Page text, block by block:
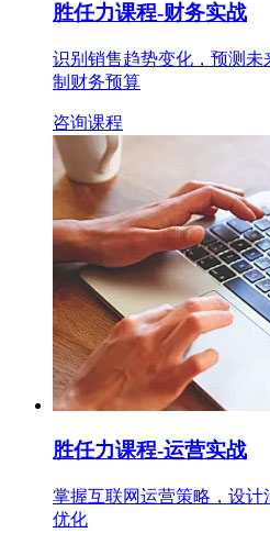
胜任力课程-财务实战
识别销售趋势变化，预测
制财务预算
咨询课程
胜任力课程-运营实战
掌握互联网运营策略，设
优化